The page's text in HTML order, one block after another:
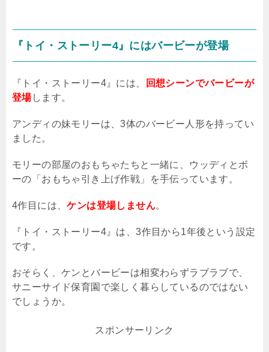
『トイ・ストーリー4』にはバービーが登場
『トイ・ストーリー4 』には、
回想シーンでバービーが
登場します。
アンディの妹モリーは、3体のバービー人形を持ってい
ました。
モリーの部屋のおもちゃたちと一緒に、ウッディとボ
ーの「おもちゃ引き上げ作戦」を手伝っています。
4作目には、ケンは登場しません。
『トイ・ストーリー4 』は、3作目から1年後という設定
です。
おそらく、ケンとバービーは相変わらずラブラブで、
サニーサイド保育園で楽しく暮らしているのではない
でしょうか。
スポンサーリンク